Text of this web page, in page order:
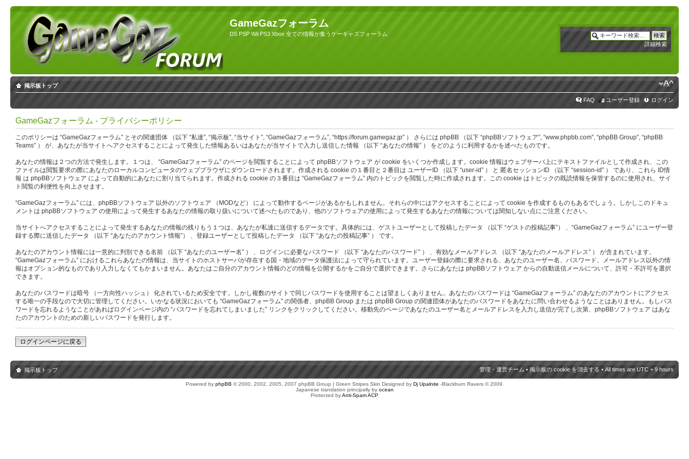
GameGazフォーラム
DS PSP Wii PS3 Xbox 全ての情報が集うゲーギャズフォーラム
詳細検索
掲示板トップ
FAQ ユーザー登録 ログイン
GameGazフォーラム - プライバシーポリシー
このポリシーは “GameGazフォーラム” とその関連団体 （以下 “私達”, “掲示板”, “当サイト”, “GameGazフォーラム”, “https://forum.gamegaz.jp” ） さらには phpBB （以下 “phpBBソフトウェア”, “www.phpbb.com”, “phpBB Group”, “phpBB
Teams” ） が、あなたが当サイトへアクセスすることによって発生した情報あるいはあなたが当サイトで入力し送信した情報 （以下 “あなたの情報” ） をどのように利用するかを述べたものです。
あなたの情報は２つの方法で発生します。１つは、 “GameGazフォーラム” のページを閲覧することによって phpBBソフトウェア が cookie をいくつか作成します。cookie 情報はウェブサーバ上にテキストファイルとして作成され、この
ファイルは閲覧要求の際にあなたのローカルコンピュータのウェブブラウザにダウンロードされます。作成される cookie の１番目と２番目は ユーザーID （以下 “user-id” ） と 匿名セッションID （以下 “session-id” ） であり、これら ID情
報 は phpBBソフトウェア によって自動的にあなたに割り当てられます。作成される cookie の３番目は “GameGazフォーラム” 内のトピックを閲覧した時に作成されます。この cookie はトピックの既読情報を保管するのに使用され、サイ
ト閲覧の利便性を向上させます。
“GameGazフォーラム” には、phpBBソフトウェア 以外のソフトウェア （MODなど） によって動作するページがあるかもしれません。それらの中にはアクセスすることによって cookie を作成するものもあるでしょう。しかしこのドキュ
メントは phpBBソフトウェア の使用によって発生するあなたの情報の取り扱いについて述べたものであり、他のソフトウェアの使用によって発生するあなたの情報については関知しない点にご注意ください。
当サイトへアクセスすることによって発生するあなたの情報の残りもう１つは、あなたが私達に送信するデータです。具体的には、ゲストユーザーとして投稿したデータ （以下 “ゲストの投稿記事”） 、“GameGazフォーラム” にユーザー登
録する際に送信したデータ （以下 “あなたのアカウント情報”） 、登録ユーザーとして投稿したデータ （以下 “あなたの投稿記事” ） です。
あなたのアカウント情報には一意的に判別できる名前 （以下 “あなたのユーザー名” ） 、ログインに必要なパスワード （以下 “あなたのパスワード” ） 、有効なメールアドレス （以下 “あなたのメールアドレス” ） が含まれています。
“GameGazフォーラム” におけるこれらあなたの情報は、当サイトのホストサーバが存在する国・地域のデータ保護法によって守られています。ユーザー登録の際に要求される、あなたのユーザー名、パスワード、メールアドレス以外の情
報はオプション的なものであり入力しなくてもかまいません。あなたはご自分のアカウント情報のどの情報を公開するかをご自分で選択できます。さらにあなたは phpBBソフトウェア からの自動送信メールについて、許可・不許可を選択
できます。
あなたのパスワードは暗号 （一方向性ハッシュ） 化されているため安全です。しかし複数のサイトで同じパスワードを使用することは望ましくありません。あなたのパスワードは “GameGazフォーラム” のあなたのアカウントにアクセス
する唯一の手段なので大切に管理してください。いかなる状況においても “GameGazフォーラム” の関係者、phpBB Group または phpBB Group の関連団体があなたのパスワードをあなたに問い合わせるようなことはありません。もしパス
ワードを忘れるようなことがあればログインページ内の “パスワードを忘れてしまいました” リンクをクリックしてください。移動先のページであなたのユーザー名とメールアドレスを入力し送信が完了し次第、phpBBソフトウェア はあな
たのアカウントのための新しいパスワードを発行します。
ログインページに戻る
掲示板トップ 管理・運営チーム • 掲示板の cookie を消去する • All times are UTC + 9 hours
Powered by phpBB © 2000, 2002, 2005, 2007 phpBB Group | Green Stripes Skin Designed by Dj Upalnite -Blackburn Ravers © 2009.
Japanese translation principally by ocean
Protected byAnti-Spam ACP